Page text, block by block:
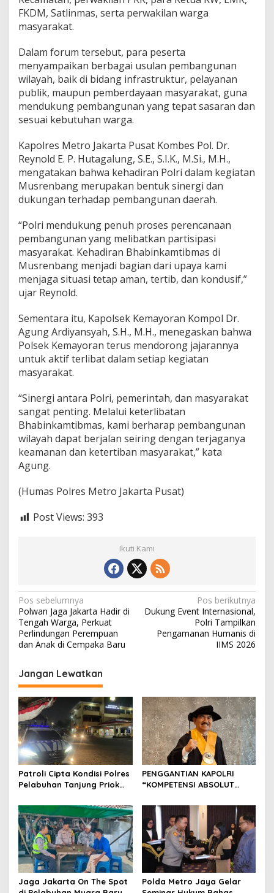
u
n
b
a
n
FKDM, Satlinmas, serta perwakilan warga
masyarakat.
Dalam forum tersebut, para peserta
menyampaikan berbagai usulan pembangunan
wilayah, baik di bidang infrastruktur, pelayanan
publik, maupun pemberdayaan masyarakat, guna
mendukung pembangunan yang tepat sasaran dan
sesuai kebutuhan warga.
Kapolres Metro Jakarta Pusat Kombes Pol. Dr.
Reynold E. P. Hutagalung, S.E., S.I.K., M.Si., M.H.,
mengatakan bahwa kehadiran Polri dalam kegiatan
Musrenbang merupakan bentuk sinergi dan
dukungan terhadap pembangunan daerah.
“Polri mendukung penuh proses perencanaan
pembangunan yang melibatkan partisipasi
masyarakat. Kehadiran Bhabinkamtibmas di
Musrenbang menjadi bagian dari upaya kami
menjaga situasi tetap aman, tertib, dan kondusif,”
ujar Reynold.
Sementara itu, Kapolsek Kemayoran Kompol Dr.
Agung Ardiyansyah, S.H., M.H., menegaskan bahwa
Polsek Kemayoran terus mendorong jajarannya
untuk aktif terlibat dalam setiap kegiatan
masyarakat.
“Sinergi antara Polri, pemerintah, dan masyarakat
sangat penting. Melalui keterlibatan
Bhabinkamtibmas, kami berharap pembangunan
wilayah dapat berjalan seiring dengan terjaganya
keamanan dan ketertiban masyarakat,” kata
Agung.
(Humas Polres Metro Jakarta Pusat)
Post Views: 393
Ikuti Kami
N
a
v
g
a
s
i
p
o
s
Pos sebelumnya
Polwan Jaga Jakarta Hadir di
Tengah Warga, Perkuat
Perlindungan Perempuan
dan Anak di Cempaka Baru
Pos berikutnya
Dukung Event Internasional,
Polri Tampilkan
Pengamanan Humanis di
IIMS 2026
Jangan Lewatkan
Patroli Cipta Kondisi Polres
Pelabuhan Tanjung Priok
Kawasan Pelabuhan,
Situasi Berlangsung Aman
dan Kondusif
PENGGANTIAN KAPOLRI
“KOMPETENSI ABSOLUT
Jaga Jakarta On The Spot
Polda Metro Jaya Gelar